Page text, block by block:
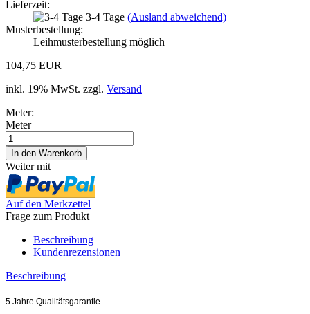
Lieferzeit:
3-4 Tage (Ausland abweichend)
Musterbestellung:
Leihmusterbestellung möglich
104,75 EUR
inkl. 19% MwSt. zzgl. Versand
Meter:
Meter
Weiter mit
Auf den Merkzettel
Frage zum Produkt
Beschreibung
Kundenrezensionen
Beschreibung
5 Jahre Qualitätsgarantie